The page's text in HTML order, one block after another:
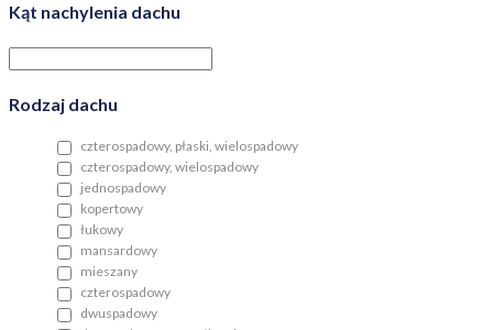
Kąt nachylenia dachu
Rodzaj dachu
czterospadowy, płaski, wielospadowy
czterospadowy, wielospadowy
jednospadowy
kopertowy
łukowy
mansardowy
mieszany
czterospadowy
dwuspadowy